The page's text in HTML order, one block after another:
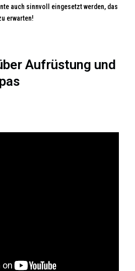
auch sinnvoll eingesetzt werden, das
erwarten!
Aufrüstung und